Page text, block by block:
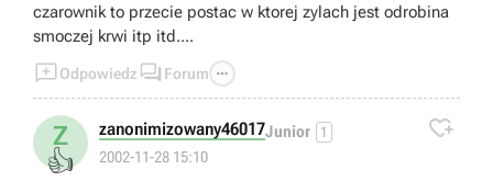
czarownik to przecie postac w ktorej zylach jest odrobina
smoczej krwi itp itd....
Odpowiedz  Forum 
Z
👍
zanonimizowany46017Junior 1
2002-11-28 15:10
